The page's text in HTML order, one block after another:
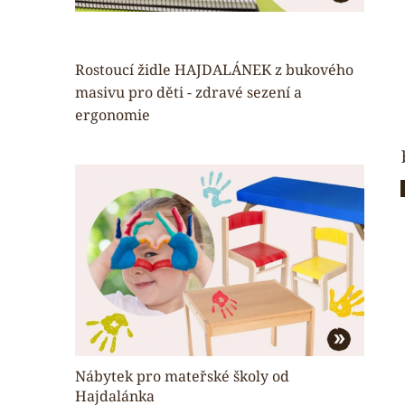
Rostoucí židle HAJDALÁNEK z bukového
masivu pro děti - zdravé sezení a
ergonomie
Nábytek pro mateřské školy od
Hajdalánka